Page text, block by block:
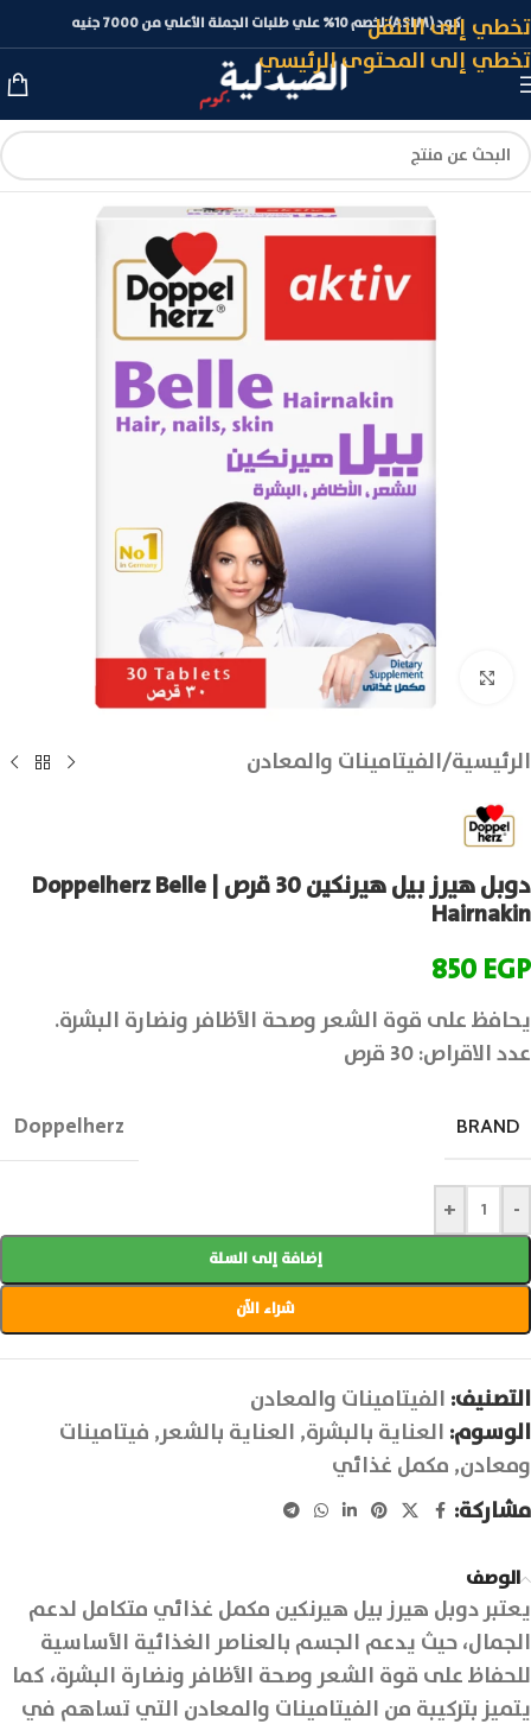
تخطي إلى التنقل
تخطي إلى المحتوى الرئيسي
كود (ASLM) لخصم 10% علي طلبات الجملة الأعلي من 7000 جنيه
انقر للتكبير
الرئيسية/الفيتامينات والمعادن
دوبل هيرز بيل هيرنكين 30 قرص | Doppelherz Belle
Hairnakin
850EGP
يحافظ على قوة الشعر وصحة الأظافر ونضارة البشرة.
عدد الاقراص: 30 قرص
BRAND
Doppelherz
-
+
إضافة إلى السلة
شراء الآن
التصنيف: الفيتامينات والمعادن
الوسوم: العناية بالبشرة, العناية بالشعر, فيتامينات
ومعادن, مكمل غذائي
مشاركة:
الوصف
يعتبر دوبل هيرز بيل هيرنكين مكمل غذائي متكامل لدعم
الجمال، حيث يدعم الجسم بالعناصر الغذائية الأساسية
للحفاظ على قوة الشعر وصحة الأظافر ونضارة البشرة، كما
يتميز بتركيبة من الفيتامينات والمعادن التي تساهم في